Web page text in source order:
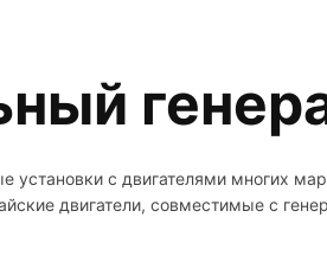
с двигателями многих
двигатели, совместимые с